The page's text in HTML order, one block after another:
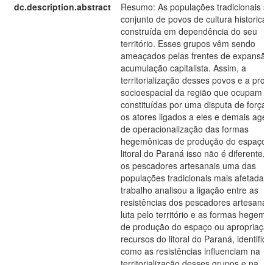
dc.description.abstract
Resumo: As populações tradicionais
conjunto de povos de cultura
construída em dependência do seu
território. Esses grupos vêm sendo
ameaçados pelas frentes de expansão
acumulação capitalista. Assim, a
territorialização desses povos e a
socioespacial da região que ocupam
constituídas por uma disputa de
os atores ligados a eles e demais
de operacionalização das formas
hegemônicas de produção do espaço.
litoral do Paraná isso não é diferente,
os pescadores artesanais uma das
populações tradicionais mais afetadas.
trabalho analisou a ligação entre as
resistências dos pescadores
luta pelo território e as formas
de produção do espaço ou
recursos do litoral do Paraná,
como as resistências influenciam na